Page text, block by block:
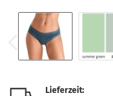
Lieferzeit: